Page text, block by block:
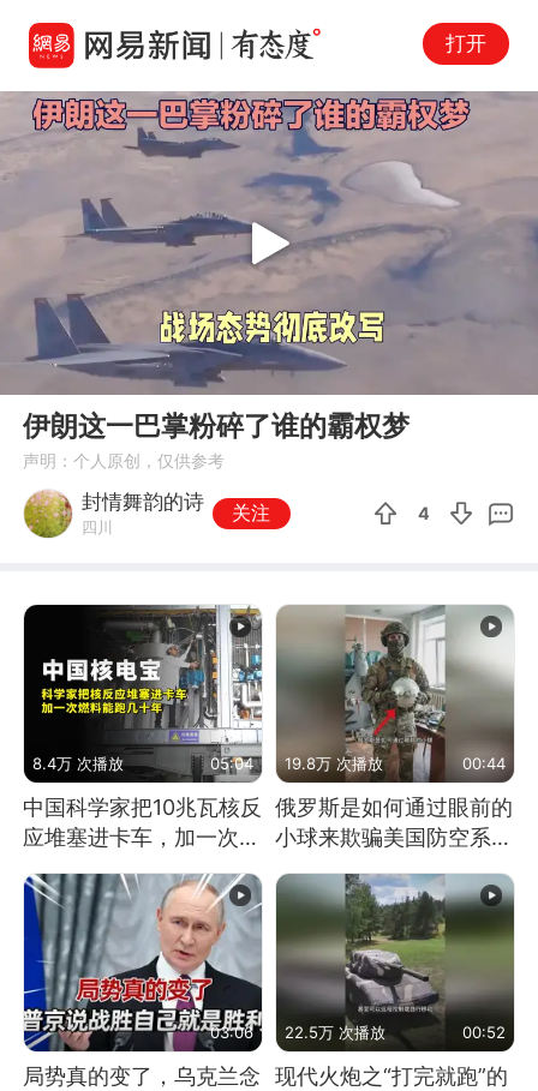
打开
00:00
Play
伊朗这一巴掌粉碎了谁的霸权梦
声明：个人原创，仅供参考
封情舞韵的诗
四川
关注 4
8.4万 次播放 05:04
中国科学家把10兆瓦核反
应堆塞进卡车，加一次燃
19.8万 次播放 00:44
俄罗斯是如何通过眼前的
小球来欺骗美国防空系统
03:06
局势真的变了，乌克兰念
22.5万 次播放 00:52
现代火炮之“打完就跑”的